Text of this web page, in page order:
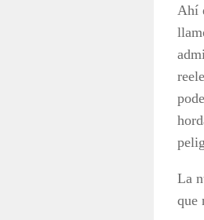
Ahí
La
que